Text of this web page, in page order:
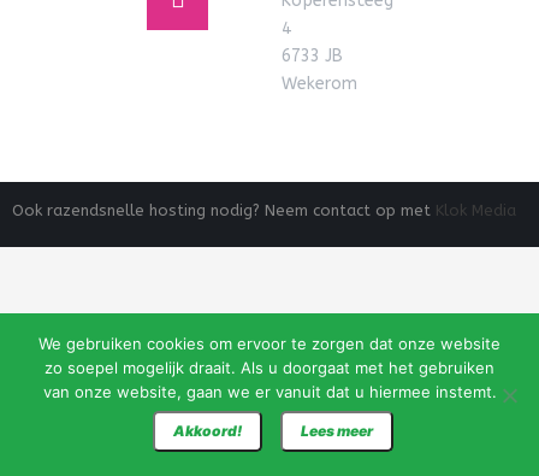
4
6733 JB
Wekerom
Ook razendsnelle hosting nodig? Neem contact op met Klok Media
We gebruiken cookies om ervoor te zorgen dat onze website
zo soepel mogelijk draait. Als u doorgaat met het gebruiken
van onze website, gaan we er vanuit dat u hiermee instemt.
Akkoord! Lees meer